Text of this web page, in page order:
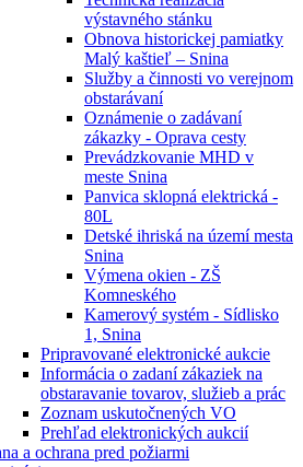
výstavného stánku
Obnova historickej pamiatky
Malý kaštieľ – Snina
Služby a činnosti vo verejnom
obstarávaní
Oznámenie o zadávaní
zákazky - Oprava cesty
Prevádzkovanie MHD v
meste Snina
Panvica sklopná elektrická -
80L
Detské ihriská na území mesta
Snina
Výmena okien - ZŠ
Komneského
Kamerový systém - Sídlisko
1, Snina
Pripravované elektronické aukcie
Informácia o zadaní zákaziek na
obstaravanie tovarov, služieb a prác
Zoznam uskutočnených VO
Prehľad elektronických aukcií
a ochrana pred požiarmi